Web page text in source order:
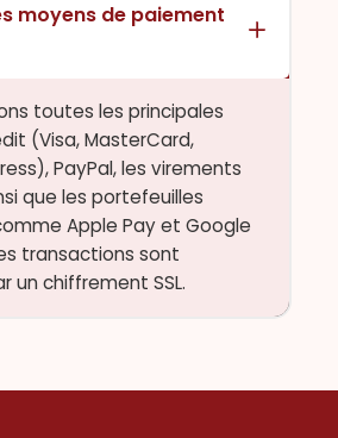
moyens de paiement
toutes les principales
(Visa, MasterCard,
PayPal, les virements
que les portefeuilles
Apple Pay et Google
transactions sont
un chiffrement SSL.